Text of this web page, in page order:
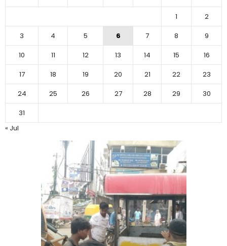
1
2
3
4 5 6 7 8
9
10
11 12 13 14 15
16
17
18 19 20 21 22
23
24
25 26 27 28 29
30
31
« Jul